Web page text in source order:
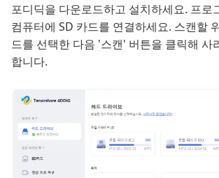
포디딕을 다운로드하고 설치하세요. 프로
컴퓨터에 SD 카드를 연결하세요. 스캔할
드를 선택한 다음 '스캔' 버튼을 클릭해 사
합니다.